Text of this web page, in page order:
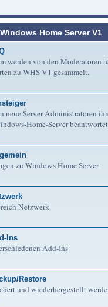
Windows Home Server V1
werden von den Moderatoren
zu WHS V1 gesammelt.
neue Server-Administratoren
Home-Server
zu Windows Home Server
Netzwerk
Ins
Add-Ins
Restore
und wiederhergestellt